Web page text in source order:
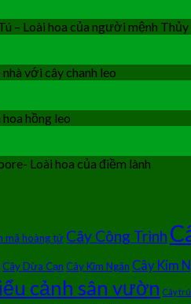
– Loài hoa của người mệnh Thủy
với cây chanh leo
hồng leo
Loài hoa của điềm lành
mã hoàng tử Cây Công Trình
Cây Dừa Cạn Cây Kim Ngân Cây Kim
cảnh sân vườn Cây